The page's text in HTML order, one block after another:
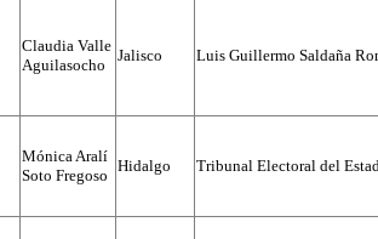
Claudia Valle
Aguilasocho
Jalisco Luis Guillermo Saldaña
Mónica Aralí
Soto Fregoso
Hidalgo Tribunal Electoral del